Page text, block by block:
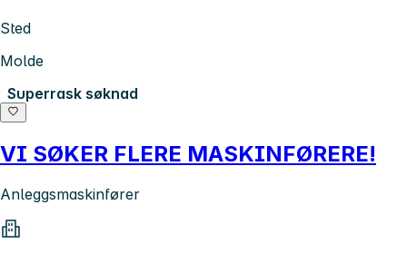
Sted
Molde
Superrask søknad
VI SØKER FLERE MASKINFØRERE!
Anleggsmaskinfører